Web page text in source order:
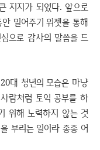
지지가 되었다. 앞으로
밀어주기 위젯을 통해
으로 감사의 말씀을 드
대 청년의 모습은 마냥
람처럼 토익 공부를 하
위해 노력하지 않는 것
부리는 일이라 종종 어